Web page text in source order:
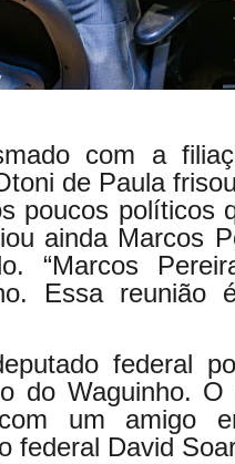
com a
de Paula
poucos políticos
ainda Marcos
“Marcos
Essa reunião
federal
do Waguinho.
um amigo
federal David